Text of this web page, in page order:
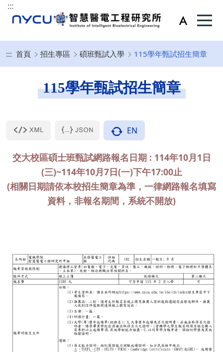
:::
::: 首頁 招生專區 碩班甄試入學 115學年甄試招生簡章
115學年甄試招生簡章
EN
交大校區碩士班甄試網路報名日期 : 114年10月1日
(三)~114年10月7日(一)下午17:00止
(相關日期請依本校招生簡章為準，一律網路報名填寫
資料，非報名期間，系統不開放)